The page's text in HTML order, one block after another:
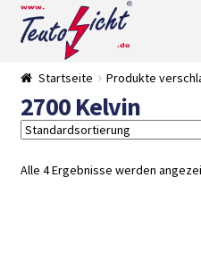
Zur
Navigation
springen
Springe
zum
Startseite Produkte
2700 Kelvin
Alle 4 Ergebnisse werden